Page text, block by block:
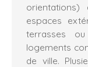
espaces
terrasses
logements
de ville.